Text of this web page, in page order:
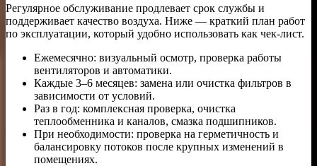
Регулярное обслуживание продлевает срок службы и
поддерживает качество воздуха. Ниже — краткий план работ
по эксплуатации, который удобно использовать как чек-лист.
Ежемесячно: визуальный осмотр, проверка работы
вентиляторов и автоматики.
Каждые 3–6 месяцев: замена или очистка фильтров в
зависимости от условий.
Раз в год: комплексная проверка, очистка
теплообменника и каналов, смазка подшипников.
При необходимости: проверка на герметичность и
балансировку потоков после крупных изменений в
помещениях.